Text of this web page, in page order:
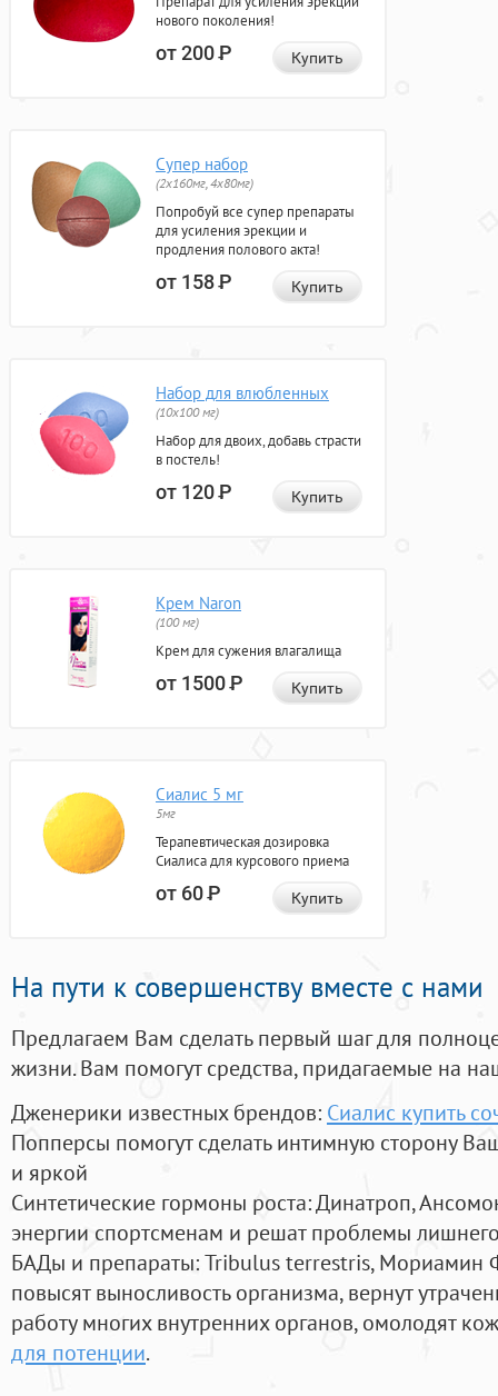
нового поколения!
от 200Р Купить
Супер набор
(2х160мг, 4х80мг)
Попробуй все супер препараты
для усиления эрекции и
продления полового акта!
от 158Р Купить
Набор для влюбленных
(10х100 мг)
Набор для двоих, добавь страсти
в постель!
от 120Р Купить
Крем Naron
(100 мг)
Крем для сужения влагалища
от 1500Р Купить
Сиалис 5 мг
5мг
Терапевтическая дозировка
Сиалиса для курсового приема
от 60Р Купить
На пути к совершенству вместе с нами
Предлагаем Вам сделать первый шаг для
жизни. Вам помогут средства, придагаемые на
Дженерики известных брендов: Сиалис купить
Попперсы помогут сделать интимную сторону
и яркой
Синтетические гормоны роста: Динатроп,
энергии спортсменам и решат проблемы
БАДы и препараты:Tribulus terrestris, Мориамин
повысят выносливость организма, вернут
работу многих внутренних органов, омолодят
для потенции.